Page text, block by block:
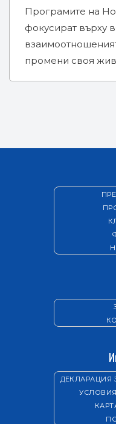
Програмите на
фокусират върху
промени своя
ДЕКЛАРАЦИЯ